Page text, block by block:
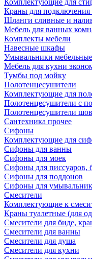
Комплектующие для
Краны для
Шланги сливные и
Мебель для ванных
Комплекты мебели
Навесные шкафы
Умывальники мебельные
Мебель для кухни
Тумбы под мойку
Полотенцесушители
Комплектующие для
Полотенцесушители с
Полотенцесушители
Сантехника прочее
Сифоны
Комплектующие для
Сифоны для ванны
Сифоны для моек
Сифоны для писсуаров,
Сифоны для поддонов
Сифоны для
Смесители
Комплектующие к
Краны туалетные (для
Смесители для биде,
Смесители для ванны
Смесители для душа
Смесители для кухни